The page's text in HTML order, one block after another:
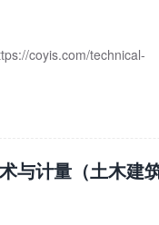
coyis.com/technical-
与计量（土木建